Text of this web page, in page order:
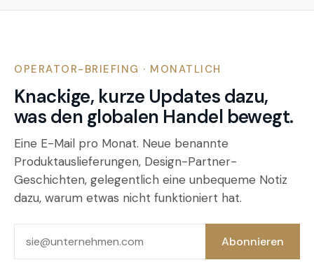
OPERATOR-BRIEFING · MONATLICH
Knackige, kurze Updates dazu,
was den globalen Handel bewegt.
Eine E-Mail pro Monat. Neue benannte
Produktauslieferungen, Design-Partner-
Geschichten, gelegentlich eine unbequeme Notiz
dazu, warum etwas nicht funktioniert hat.
Abonnieren